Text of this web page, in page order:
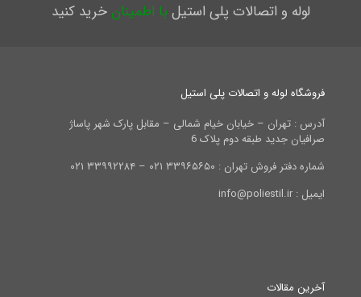
لوله و اتصالات پلی استیل با اطمینانخرید کنید
فروشگاه لوله و اتصالات پلی استیل
آدرس : تهران – خیابان خیام شمالی – مقابل پارک شهر پاساژ
صرافیان جدید طبقه دوم پلاک 6
شماره دفتر فروش تهران : ۳۳۹۶۵۶۵۰ ۰۲۱ – ۳۳۹۹۲۲۸۴ ۰۲۱
ایمیل : info@poliestil.ir
آخرین مقالات